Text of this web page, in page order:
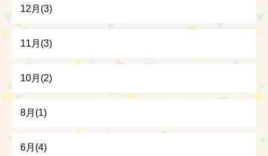
12月(3)
11月(3)
10月(2)
8月(1)
6月(4)